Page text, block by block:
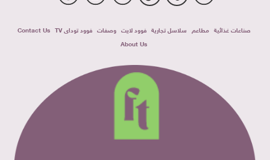
صناعات غذائية مطاعم سلاسل تجارية فوود لايت وصفات فوود توداى TV
Contact Us
About Us